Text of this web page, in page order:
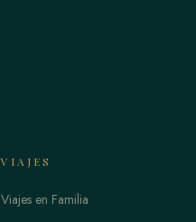
VIAJES
Viajes en Familia